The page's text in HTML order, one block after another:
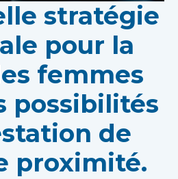
stratégie
pour la
femmes
possibilités
de
proximité.